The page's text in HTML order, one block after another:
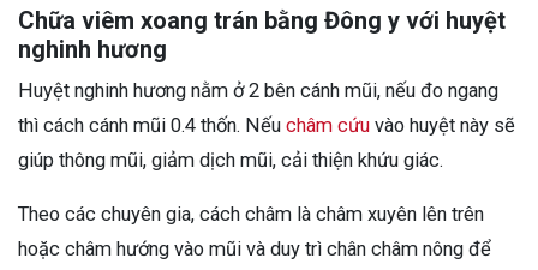
Chữa viêm xoang trán bằng Đông y với huyệt
nghinh hương
Huyệt nghinh hương nằm ở 2 bên cánh mũi, nếu đo ngang
thì cách cánh mũi 0.4 thốn. Nếu châm cứu vào huyệt này sẽ
giúp thông mũi, giảm dịch mũi, cải thiện khứu giác.
Theo các chuyên gia, cách châm là châm xuyên lên trên
hoặc châm hướng vào mũi và duy trì chân châm nông để